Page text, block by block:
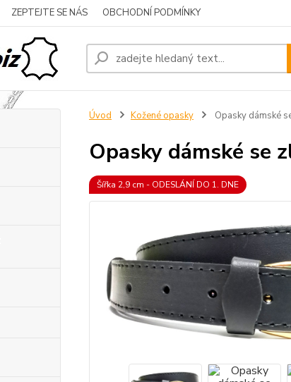
ZEPTEJTE SE NÁS OBCHODNÍ PODMÍNKY
Úvod Kožené opasky Opasky dámské
Opasky dámské se
Šířka 2,9 cm - ODESLÁNÍ DO 1. DNE